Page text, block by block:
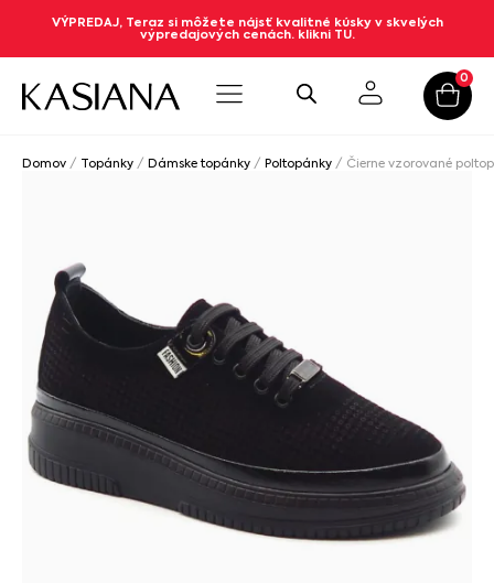
VÝPREDAJ, Teraz si môžete nájsť kvalitné kúsky v skvelých
výpredajových cenách. klikni TU.
0
Domov / Topánky / Dámske topánky / Poltopánky / Čierne vzorované